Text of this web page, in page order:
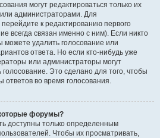
могут редактироваться только их
администраторами. Для
к редактированию первого
всегда связан именно с ним). Если никто
можете удалить голосование или
ответа. Но если кто-нибудь уже
или администраторы могут
Это сделано для того, чтобы
во время голосования.
форумы?
доступны только определенным
Чтобы их просматривать,